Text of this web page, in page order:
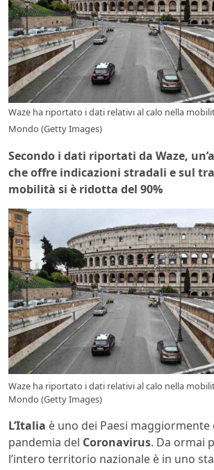
Waze ha riportato i dati relativi al calo nella
Mondo (Getty Images)
Secondo i dati riportati da Waze,
che offre indicazioni stradali e sul
mobilità si è ridotta del 90%
Waze ha riportato i dati relativi al calo nella
Mondo (Getty Images)
L’Italia è uno dei Paesi maggiormente
pandemia del Coronavirus. Da ormai
l’intero territorio nazionale è in uno